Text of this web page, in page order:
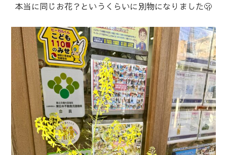
本当に同じお花？というくらいに別物になりました🫢